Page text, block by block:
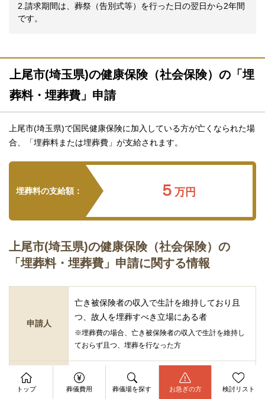
2.請求期間は、葬祭（告別式等）を行った日の翌日から2年間
です。
上尾市(埼玉県)の健康保険（社会保険）の「埋
葬料・埋葬費」申請
上尾市(埼玉県)で国民健康保険に加入している方が亡くなられた場
合、「埋葬料または埋葬費」が支給されます。
埋葬料の支給額： ５万円
上尾市(埼玉県)の健康保険（社会保険）の
「埋葬料・埋葬費」申請に関する情報
申請人
亡き被保険者の収入で生計を維持しており且
つ、故人を埋葬すべき立場にある者
※埋葬費の場合、亡き被保険者の収入で生計を維持し
ておらず且つ、埋葬を行なった方
申請期間
死亡日の翌日から2年
※埋葬費の場合、埋葬日の翌日から2年
トップ 葬儀費用 葬儀場を探す お急ぎの方 検討リスト
資料請求
お問合せ
今すぐ電話相談